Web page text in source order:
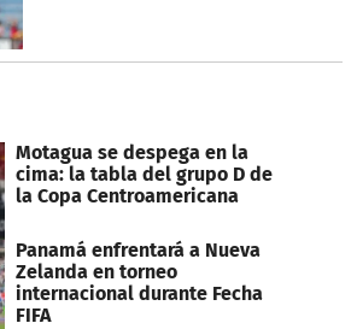
Motagua se despega en la
cima: la tabla del grupo D de
la Copa Centroamericana
Panamá enfrentará a Nueva
Zelanda en torneo
internacional durante Fecha
FIFA